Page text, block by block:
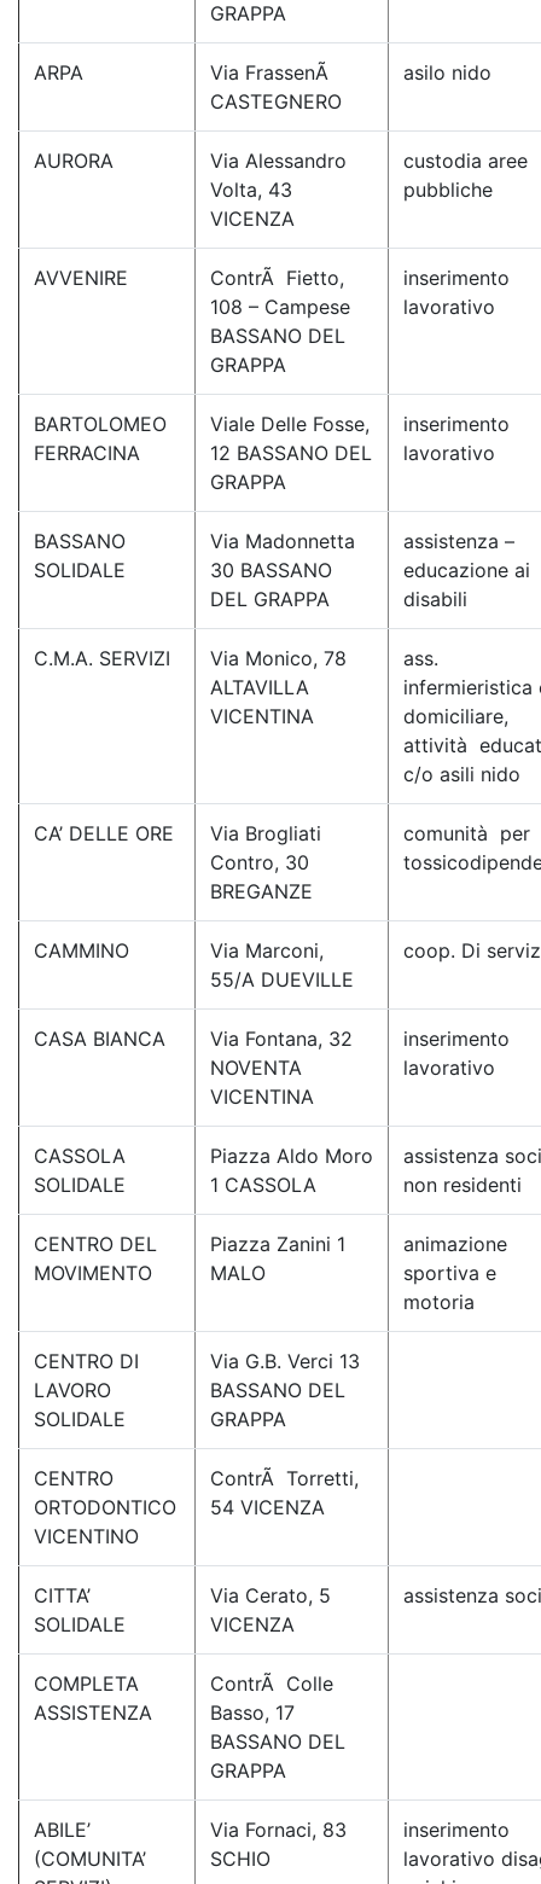
GRAPPA
ARPA
Via FrassenÃ
CASTEGNERO
asilo nido
AURORA
Via Alessandro
Volta, 43
VICENZA
custodia aree
pubbliche
AVVENIRE
ContrÃ Fietto,
108 – Campese
BASSANO DEL
GRAPPA
inserimento
lavorativo
BARTOLOMEO
FERRACINA
Viale Delle Fosse,
12 BASSANO DEL
GRAPPA
inserimento
lavorativo
BASSANO
SOLIDALE
Via Madonnetta
30 BASSANO
DEL GRAPPA
assistenza –
educazione ai
disabili
C.M.A. SERVIZI
Via Monico, 78
ALTAVILLA
VICENTINA
ass.
infermieristica
domiciliare,
attività
c/o asili nido
CA’ DELLE ORE
Via Brogliati
Contro, 30
BREGANZE
comunità per
CAMMINO
Via Marconi,
55/A DUEVILLE
coop. Di
CASA BIANCA
Via Fontana, 32
NOVENTA
VICENTINA
inserimento
lavorativo
CASSOLA
SOLIDALE
Piazza Aldo Moro
1 CASSOLA
assistenza
non residenti
CENTRO DEL
MOVIMENTO
Piazza Zanini 1
MALO
animazione
sportiva e
motoria
CENTRO DI
LAVORO
SOLIDALE
Via G.B. Verci 13
BASSANO DEL
GRAPPA
CENTRO
ORTODONTICO
VICENTINO
ContrÃ Torretti,
54 VICENZA
CITTA’
SOLIDALE
Via Cerato, 5
VICENZA
assistenza
COMPLETA
ASSISTENZA
ContrÃ Colle
Basso, 17
BASSANO DEL
GRAPPA
ABILE’
(COMUNITA’
Via Fornaci, 83
SCHIO
inserimento
lavorativo